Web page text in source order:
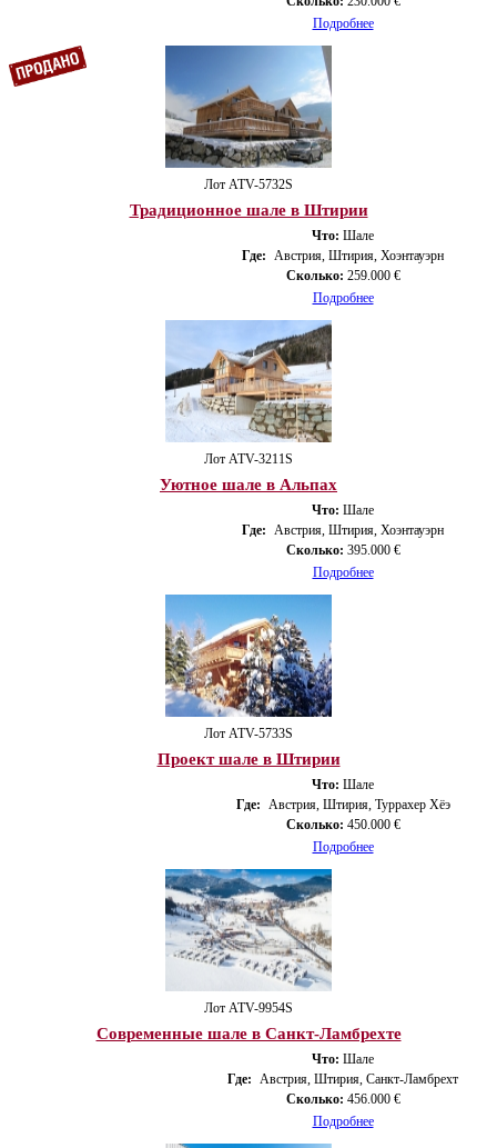
Подробнее
Лот ATV-5732S
Традиционное шале в Штирии
Что: Шале
Где: Австрия, Штирия, Хоэнтауэрн
Сколько: 259.000 €
Подробнее
Лот ATV-3211S
Уютное шале в Альпах
Что: Шале
Где: Австрия, Штирия, Хоэнтауэрн
Сколько: 395.000 €
Подробнее
Лот ATV-5733S
Проект шале в Штирии
Что: Шале
Где: Австрия, Штирия, Туррахер Хёэ
Сколько: 450.000 €
Подробнее
Лот ATV-9954S
Современные шале в Санкт-Ламбрехте
Что: Шале
Где: Австрия, Штирия, Санкт-Ламбрехт
Сколько: 456.000 €
Подробнее